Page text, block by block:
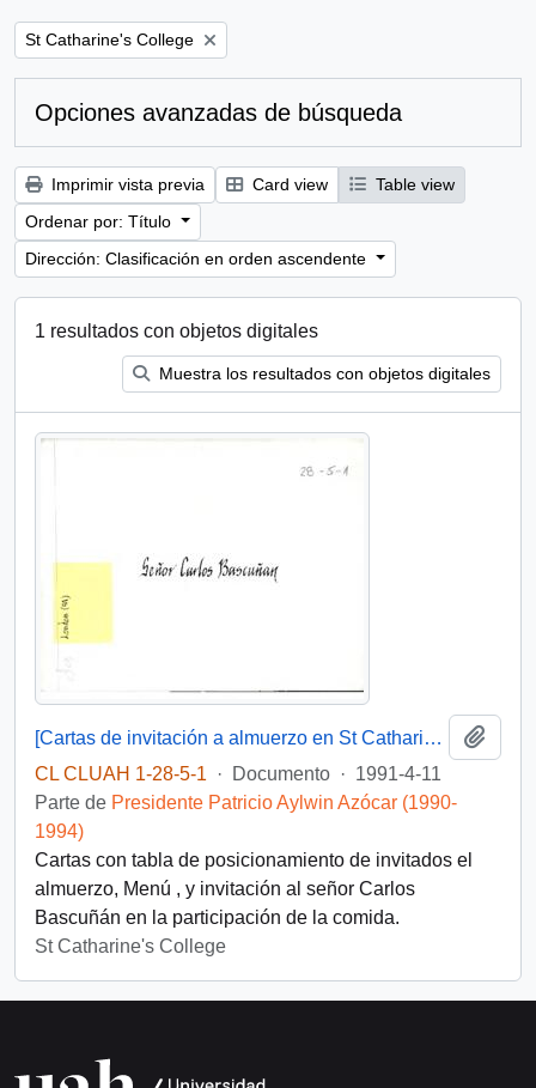
Remove filter:
St Catharine's College
Opciones avanzadas de búsqueda
Imprimir vista previa Card view
Table view
Ordenar por: Título
Dirección: Clasificación en orden ascendente
1 resultados con objetos digitales
Muestra los resultados con objetos digitales
[Cartas de invitación a almuerzo en St Catharine's College, Cambridge].
CL CLUAH 1-28-5-1
· Documento · 1991-4-11
Parte de Presidente Patricio Aylwin Azócar (1990-
1994)
Cartas con tabla de posicionamiento de invitados el
almuerzo, Menú , y invitación al señor Carlos
Bascuñán en la participación de la comida.
St Catharine's College